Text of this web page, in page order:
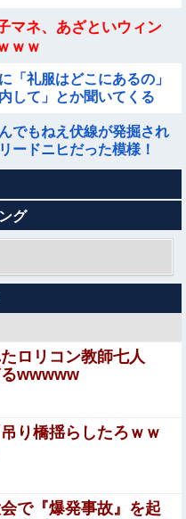
マネ、あざといウィン
ｗｗ
「礼服はどこにあるの」
して」とか聞いてくる
でもねえ伏線が発掘され
ードニヒだった模様！
サイクを見たら不愉快に
う、ジャングリア沖縄ほ
い！！！！」→炎上
ぎる…これよく轢かずに
スエリア利用有料化すれ
ね？」
我々を欺く」←海外でも
w w w w
か
発の原因は『これ』の
グ
ロリコン教師七人
wwwww
り橋揺らしたろｗｗ
で『爆発事故』を起
Link